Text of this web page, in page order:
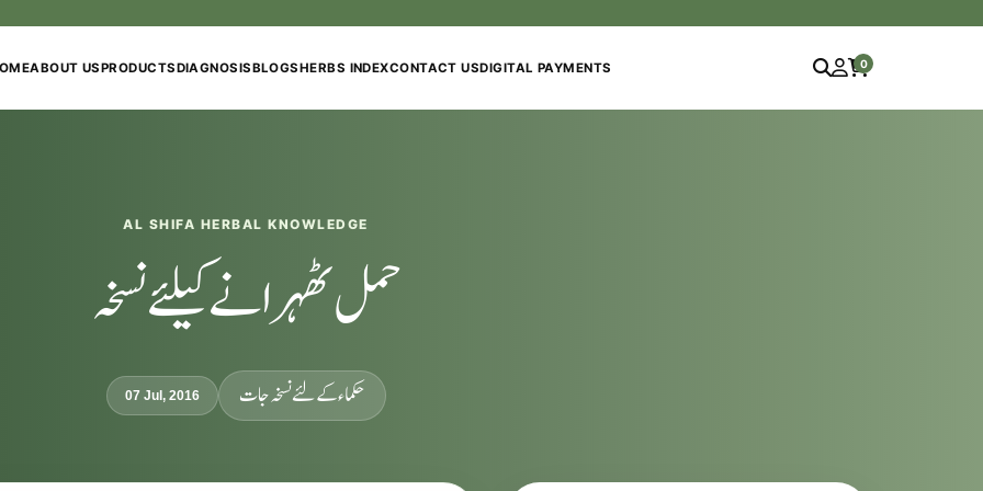
ABOUT USPRODUCTSDIAGNOSISBLOGSHERBS INDEXCONTACT USDIGITAL PAYMENTS 0
AL SHIFA HERBAL KNOWLEDGE
حمل ٹھہرانے کیلئے نسخہ
07 Jul, 2016 حکماء کےلئے نسخہ جات